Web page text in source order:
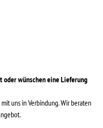
oder wünschen eine Lieferung
uns in Verbindung. Wir beraten